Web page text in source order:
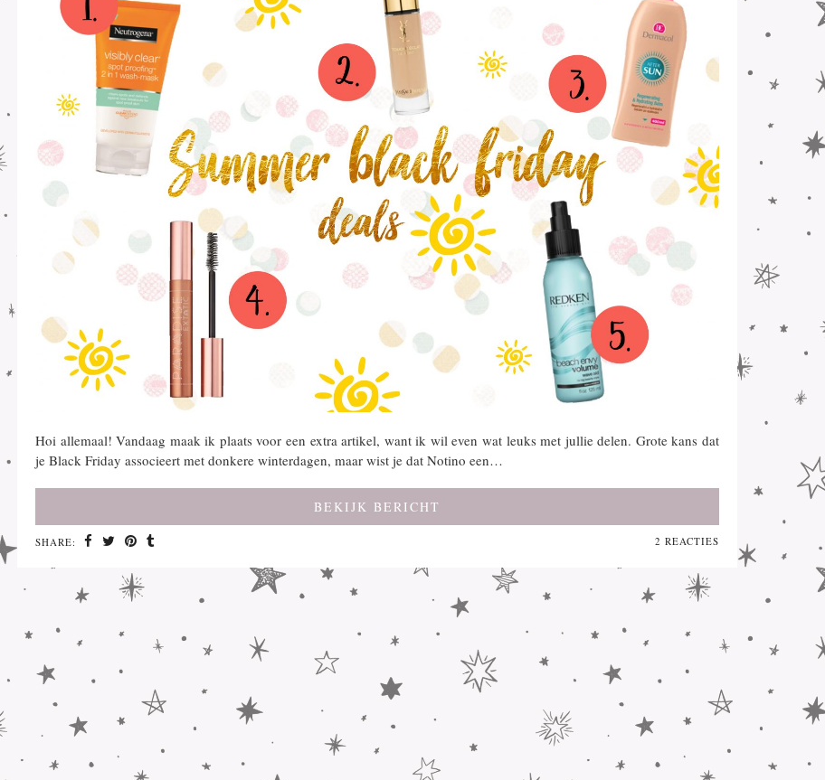
Hoi allemaal! Vandaag maak ik plaats voor een extra artikel, want ik wil even wat leuks met jullie delen. Grote kans dat
je Black Friday associeert met donkere winterdagen, maar wist je dat Notino een…
BEKIJK BERICHT
SHARE: 2 REACTIES